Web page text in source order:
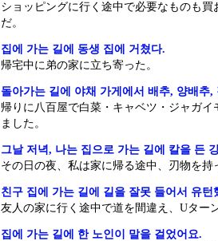
ショッピングに行く途中で必要なものも
だ。
집에 가는 길에 동생 집에 거쳤다.
帰宅中に弟の家に立ち寄った。
돌아가는 길에 야채 가게에서 배추, 양배추
帰りに八百屋で白菜・キャベツ・ジャガ
ました。
그날 저녁, 나는 집으로 가는 길에 칼을 든
その日の夜、私は家に帰る途中、刃物を持
친구 집에 가는 길에 길을 잘못 들어서 유턴
友人の家に行く途中で道を間違え、Uター
집에 가는 길에 한 노인이 말을 걸었어요.